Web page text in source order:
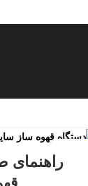
اردیبهشتراهنمای